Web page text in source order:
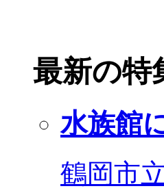
最新の特
水族館
鶴岡市